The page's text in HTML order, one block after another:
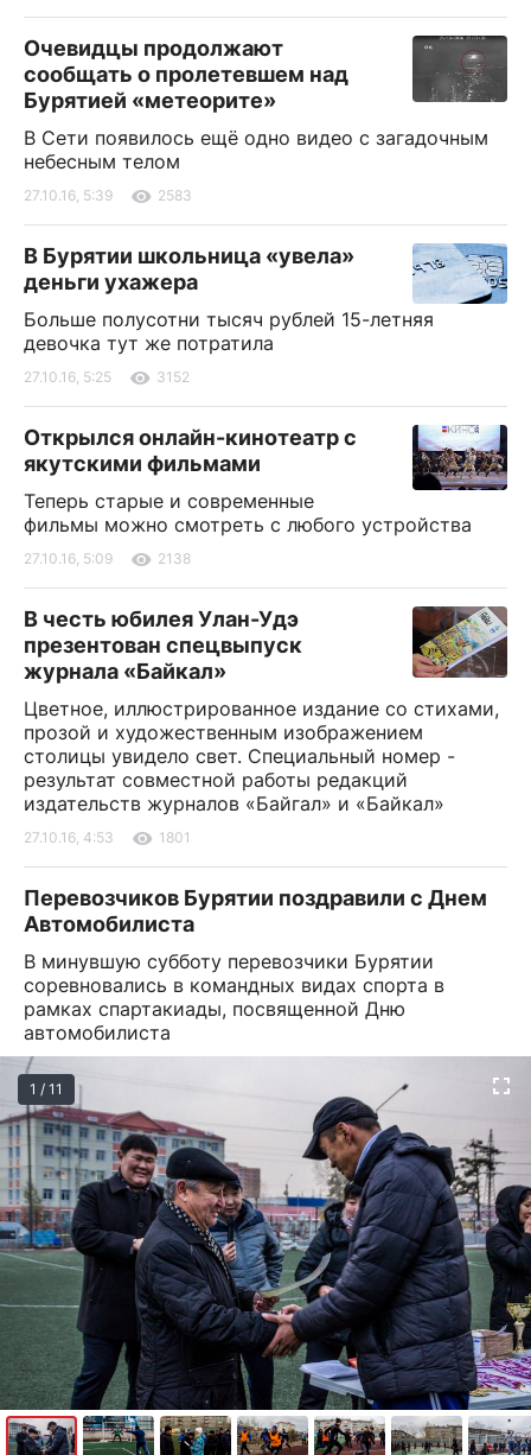
Очевидцы продолжают
сообщать о пролетевшем над
Бурятией «метеорите»
В Сети появилось ещё одно видео с загадочным
небесным телом
27.10.16, 5:39 2583
В Бурятии школьница «увела»
деньги ухажера
Больше полусотни тысяч рублей 15-летняя
девочка тут же потратила
27.10.16, 5:25 3152
Открылся онлайн-кинотеатр с
якутскими фильмами
Теперь старые и современные
фильмы можно смотреть с любого устройства
27.10.16, 5:09 2138
В честь юбилея Улан-Удэ
презентован спецвыпуск
журнала «Байкал»
Цветное, иллюстрированное издание со стихами,
прозой и художественным изображением
столицы увидело свет. Специальный номер -
результат совместной работы редакций
издательств журналов «Байгал» и «Байкал»
27.10.16, 4:53 1801
Перевозчиков Бурятии поздравили с Днем
Автомобилиста
В минувшую субботу перевозчики Бурятии
соревновались в командных видах спорта в
рамках спартакиады, посвященной Дню
автомобилиста
1 / 11